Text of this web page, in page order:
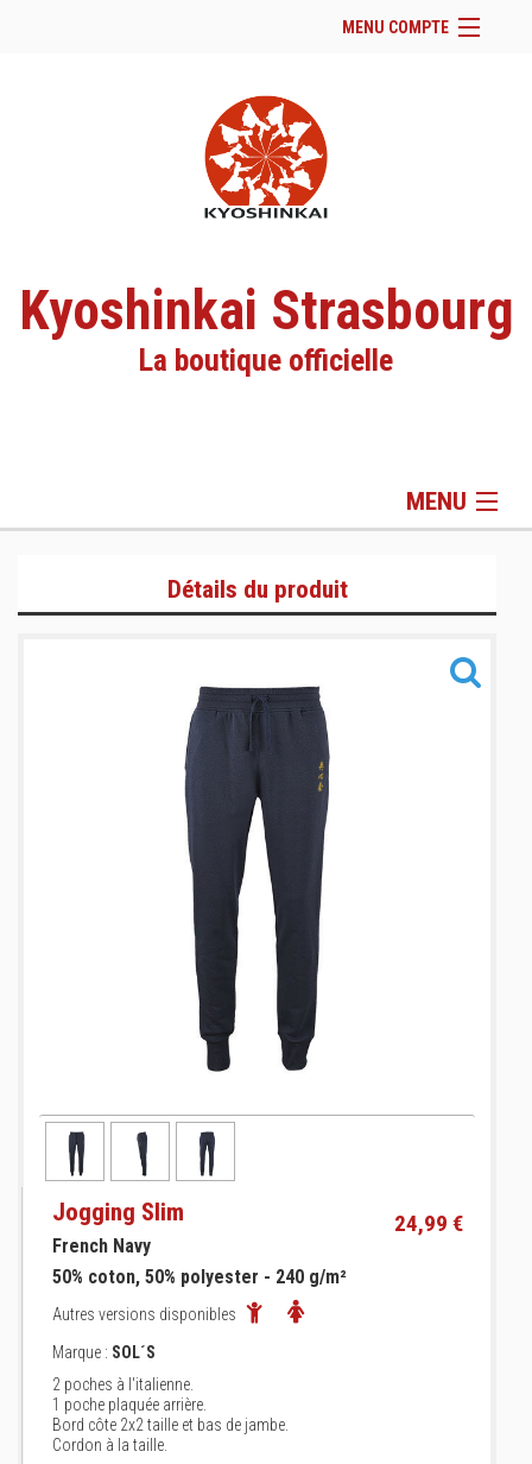
MENU COMPTE
Site Web du club
Facebook
Se connecter
Panier (vide)
Kyoshinkai Strasbourg
La boutique officielle
MENU
Zoodies/Vestes
Informations
Détails du produit
Jogging Slim 24,99 €
French Navy
50% coton, 50% polyester - 240 g/m²
Autres versions disponibles
Marque : SOL´S
2 poches à l'italienne.
1 poche plaquée arrière.
Bord côte 2x2 taille et bas de jambe.
Cordon à la taille.